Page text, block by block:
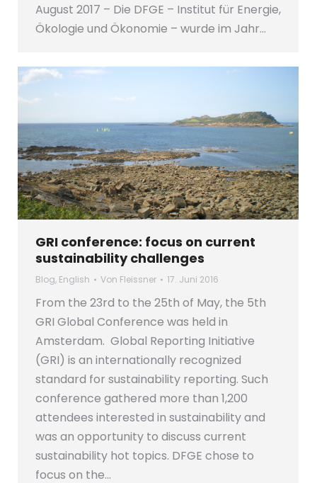
August 2017 – Die DFGE – Institut für Energie,
Ökologie und Ökonomie – wurde im Jahr…
GRI conference: focus on current
sustainability challenges
Blog, English Von Fleissner 17. Juni 2016
From the 23rd to the 25th of May, the 5th
GRI Global Conference was held in
Amsterdam. Global Reporting Initiative
(GRI) is an internationally recognized
standard for sustainability reporting. Such
conference gathered more than 1,200
attendees interested in sustainability and
was an opportunity to discuss current
sustainability hot topics. DFGE chose to
focus on the…